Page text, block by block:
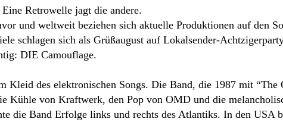
Retrowelle jagt die andere.
und weltweit beziehen sich aktuelle Produktionen auf den
schlagen sich als Grüßaugust auf Lokalsender-
DIE Camouflage.
Kleid des elektronischen Songs. Die Band, die 1987 mit
Kühle von Kraftwerk, den Pop von OMD und die
die Band Erfolge links und rechts des Atlantiks. In den